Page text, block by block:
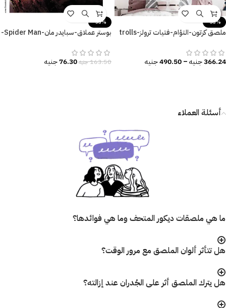
-33%
ملصق كرتون-التؤام-فتيات ترولز-trolls
366.24جنيه–
490.50جنيه
-53%
بوستر عملاق-سبايدر مان-Spider Man-
163.50جنيه76.30جنيه
أسئلة العملاء
ما هي ملصقات ديكور المتحف وما هي فوائدها؟
هل تتأثر ألوان الملصق مع مرور الوقت؟
هل يترك الملصق أثر على الجُدران عند إزالته؟